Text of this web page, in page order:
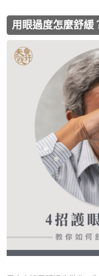
用眼過度怎麼舒緩